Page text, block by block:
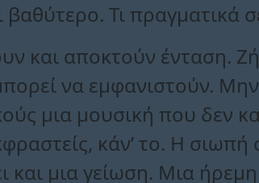
Τι πραγματικά
και αποκτούν ένταση.
να εμφανιστούν. Μην
μια μουσική που δεν
κάν’ το. Η
και μια γείωση. Μια